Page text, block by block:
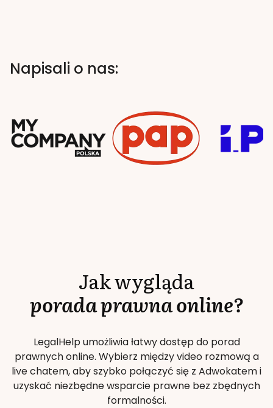
Napisali o nas:
Jak wygląda
porada prawna online?
LegalHelp umożliwia łatwy dostęp do porad
prawnych online. Wybierz między video rozmową a
live chatem, aby szybko połączyć się z Adwokatem i
uzyskać niezbędne wsparcie prawne bez zbędnych
formalności.